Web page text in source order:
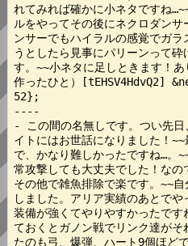
れてみれば確かに小ネタですね
ルをやってその後にネクロダン
ンサーでもハイラルの感覚でガ
うとしたら見事にパリーンって
す。~~小ネタに足しときます！
作ったひと）[tEHSV4HdvQ2]
52};
----
- この間の名無しです。つい先
イトにはお世話になりました！
で、かなり難しかったですね…。
常攻撃しても大丈夫でした！なの
その他で雑魚排除で楽です。~~
しました。アリア実績のあとで
装備が強くてやりやすかったです
ておくとガノン戦でリンク達が
たのも弓、爆弾、ハート9個ほど